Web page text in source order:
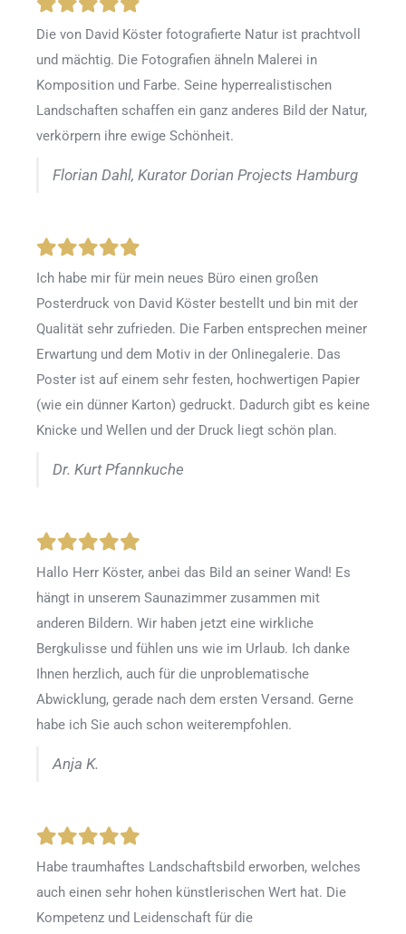
Die von David Köster fotografierte Natur ist prachtvoll
und mächtig. Die Fotografien ähneln Malerei in
Komposition und Farbe. Seine hyperrealistischen
Landschaften schaffen ein ganz anderes Bild der Natur,
verkörpern ihre ewige Schönheit.
Florian Dahl, Kurator Dorian Projects Hamburg
Ich habe mir für mein neues Büro einen großen
Posterdruck von David Köster bestellt und bin mit der
Qualität sehr zufrieden. Die Farben entsprechen meiner
Erwartung und dem Motiv in der Onlinegalerie. Das
Poster ist auf einem sehr festen, hochwertigen Papier
(wie ein dünner Karton) gedruckt. Dadurch gibt es keine
Knicke und Wellen und der Druck liegt schön plan.
Dr. Kurt Pfannkuche
Hallo Herr Köster, anbei das Bild an seiner Wand! Es
hängt in unserem Saunazimmer zusammen mit
anderen Bildern. Wir haben jetzt eine wirkliche
Bergkulisse und fühlen uns wie im Urlaub. Ich danke
Ihnen herzlich, auch für die unproblematische
Abwicklung, gerade nach dem ersten Versand. Gerne
habe ich Sie auch schon weiterempfohlen.
Anja K.
Habe traumhaftes Landschaftsbild erworben, welches
auch einen sehr hohen künstlerischen Wert hat. Die
Kompetenz und Leidenschaft für die